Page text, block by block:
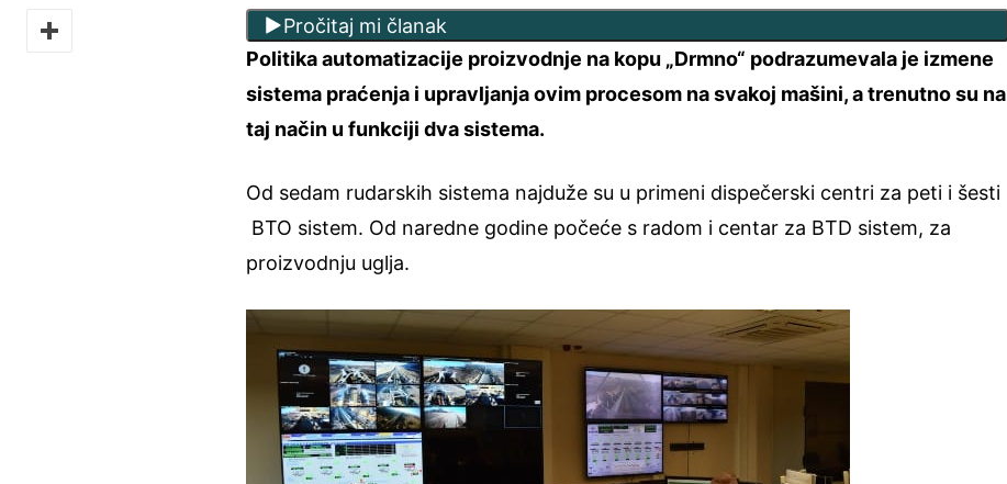
Pročitaj mi članak
Politika automatizacije proizvodnje na kopu „Drmno“ podrazumevala je izmene
sistema praćenja i upravljanja ovim procesom na svakoj mašini, a trenutno su na
taj način u funkciji dva sistema.
Od sedam rudarskih sistema najduže su u primeni dispečerski centri za peti i šesti
BTO sistem. Od naredne godine počeće s radom i centar za BTD sistem, za
proizvodnju uglja.